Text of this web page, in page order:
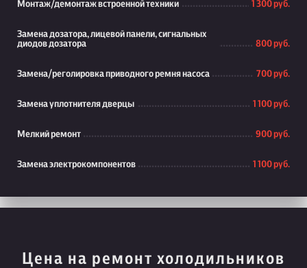
Монтаж/демонтаж встроенной техники 1 300 руб.
Замена дозатора, лицевой панели, сигнальных
диодов дозатора
800 руб.
Замена/реголировка приводного ремня насоса 700 руб.
Замена уплотнителя дверцы 1 100 руб.
Мелкий ремонт 900 руб.
Замена электрокомпонентов 1 100 руб.
Цена на ремонт холодильников